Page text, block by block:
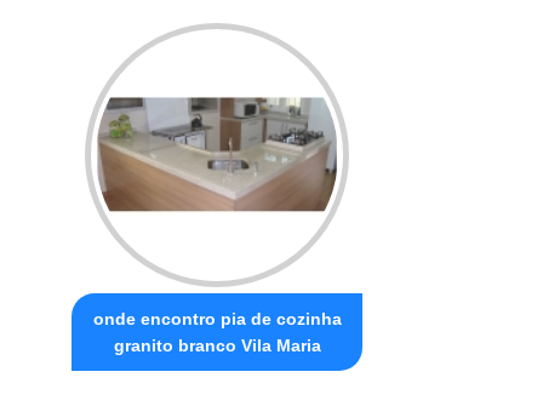
onde encontro pia de cozinha
granito branco Vila Maria